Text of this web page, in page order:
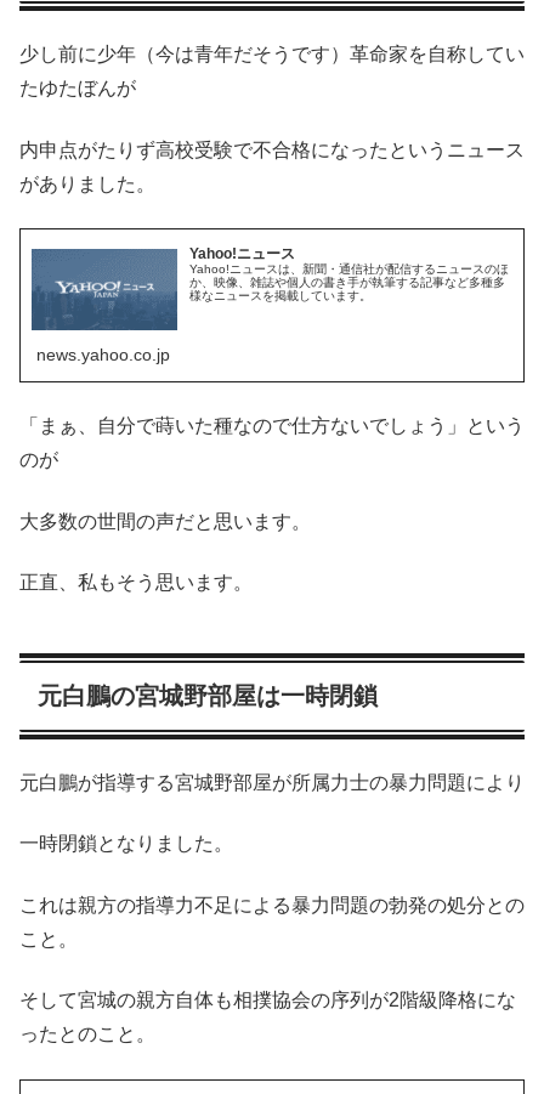
少し前に少年（今は青年だそうです）革命家を自称してい
たゆたぼんが
内申点がたりず高校受験で不合格になったというニュース
がありました。
Yahoo!ニュース
Yahoo!ニュースは、新聞・通信社が配信するニュースのほ
か、映像、雑誌や個人の書き手が執筆する記事など多種多
様なニュースを掲載しています。
news.yahoo.co.jp
「まぁ、自分で蒔いた種なので仕方ないでしょう」という
のが
大多数の世間の声だと思います。
正直、私もそう思います。
元白鵬の宮城野部屋は一時閉鎖
元白鵬が指導する宮城野部屋が所属力士の暴力問題により
一時閉鎖となりました。
これは親方の指導力不足による暴力問題の勃発の処分との
こと。
そして宮城の親方自体も相撲協会の序列が2階級降格にな
ったとのこと。